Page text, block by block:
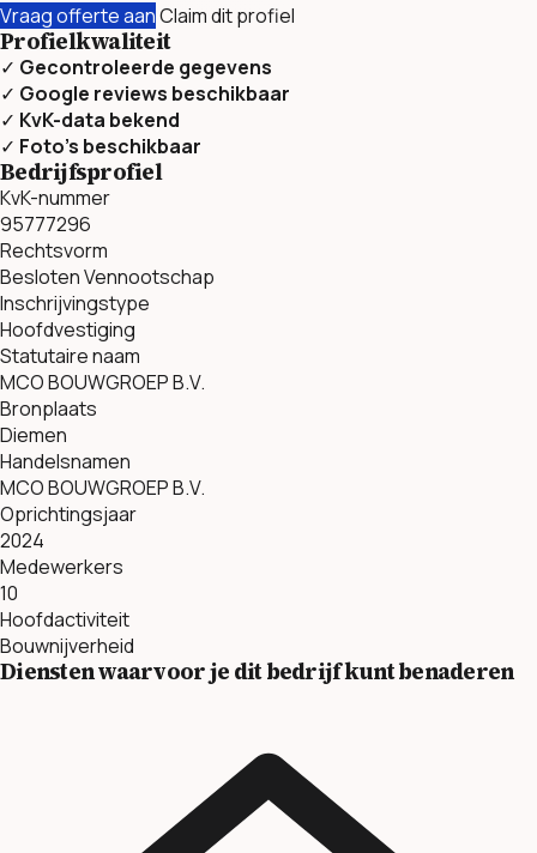
Vraag offerte aanClaim dit profiel
Profielkwaliteit
✓ Gecontroleerde gegevens
✓ Google reviews beschikbaar
✓ KvK-data bekend
✓ Foto’s beschikbaar
Bedrijfsprofiel
KvK-nummer
95777296
Rechtsvorm
Besloten Vennootschap
Inschrijvingstype
Hoofdvestiging
Statutaire naam
MCO BOUWGROEP B.V.
Bronplaats
Diemen
Handelsnamen
MCO BOUWGROEP B.V.
Oprichtingsjaar
2024
Medewerkers
10
Hoofdactiviteit
Bouwnijverheid
Diensten waarvoor je dit bedrijf kunt benaderen